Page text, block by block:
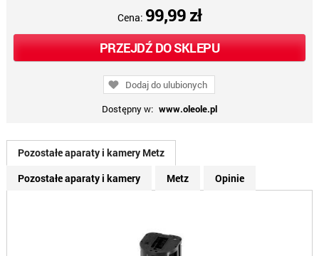
Cena: 99,99 zł
PRZEJDŹ DO SKLEPU
Dodaj do ulubionych
Dostępny w: www.oleole.pl
Pozostałe aparaty i kamery Metz
Pozostałe aparaty i kamery
Metz Opinie